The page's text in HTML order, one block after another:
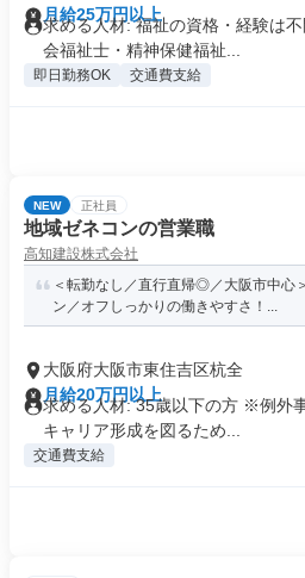
月給25万円以上
求める人材: 福祉の資格・経験は
会福祉士・精神保健福祉...
即日勤務OK 交通費支給
NEW 正社員
地域ゼネコンの営業職
高知建設株式会社
＜転勤なし／直行直帰◎／大阪市中心
ン／オフしっかりの働きやすさ！...
大阪府大阪市東住吉区杭全
月給20万円以上
求める人材: 35歳以下の方 ※例外
キャリア形成を図るため...
交通費支給